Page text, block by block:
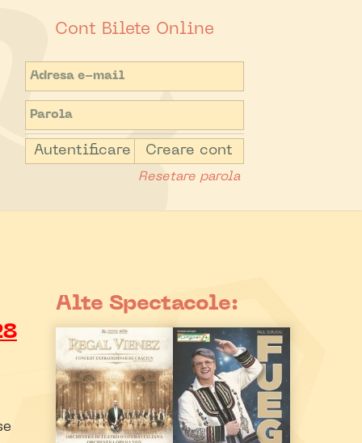
Cont Bilete Online
Autentificare Creare cont
Resetare parola
Alte Spectacole: